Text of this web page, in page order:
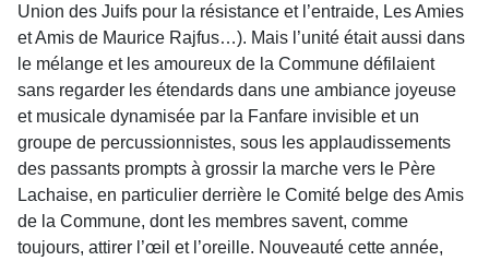
Union des Juifs pour la résistance et l’entraide, Les Amies
et Amis de Maurice Rajfus…). Mais l’unité était aussi dans
le mélange et les amoureux de la Commune défilaient
sans regarder les étendards dans une ambiance joyeuse
et musicale dynamisée par la Fanfare invisible et un
groupe de percussionnistes, sous les applaudissements
des passants prompts à grossir la marche vers le Père
Lachaise, en particulier derrière le Comité belge des Amis
de la Commune, dont les membres savent, comme
toujours, attirer l’œil et l’oreille. Nouveauté cette année,